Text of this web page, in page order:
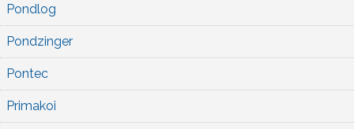
Pondlog
Pondzinger
Pontec
Primakoi